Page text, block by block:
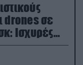
drones σε
Ισχυρές